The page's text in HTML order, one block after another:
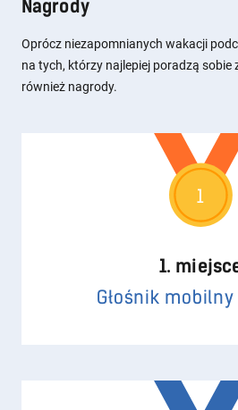
Nagrody
Oprócz niezapomnianych wakacji
na tych, którzy najlepiej poradzą sobie
również nagrody.
1
1.
Głośnik mobilny